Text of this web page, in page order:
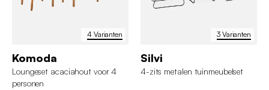
4 Varianten
Komoda
Loungeset acaciahout voor 4
personen
3 Varianten
Silvi
4-zits metalen tuinmeubelset